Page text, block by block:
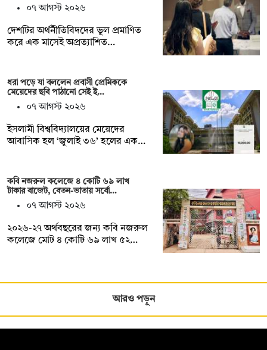
০৭ আগস্ট ২০২৬
দেশটির অর্থনীতিবিদদের ভুল প্রমাণিত
করে এক মাসেই অপ্রত্যাশিত…
ধরা পড়ে যা বললেন প্রবাসী প্রেমিককে
মেয়েদের ছবি পাঠানো সেই ই…
০৭ আগস্ট ২০২৬
ইসলামী বিশ্ববিদ্যালয়ের মেয়েদের
আবাসিক হল ‘জুলাই ৩৬’ হলের এক…
কবি নজরুল কলেজে ৪ কোটি ৬৯ লাখ
টাকার বাজেট, বেতন-ভাতায় সর্বো…
০৭ আগস্ট ২০২৬
২০২৬-২৭ অর্থবছরের জন্য কবি নজরুল
কলেজে মোট ৪ কোটি ৬৯ লাখ ৫২…
আরও পড়ুন